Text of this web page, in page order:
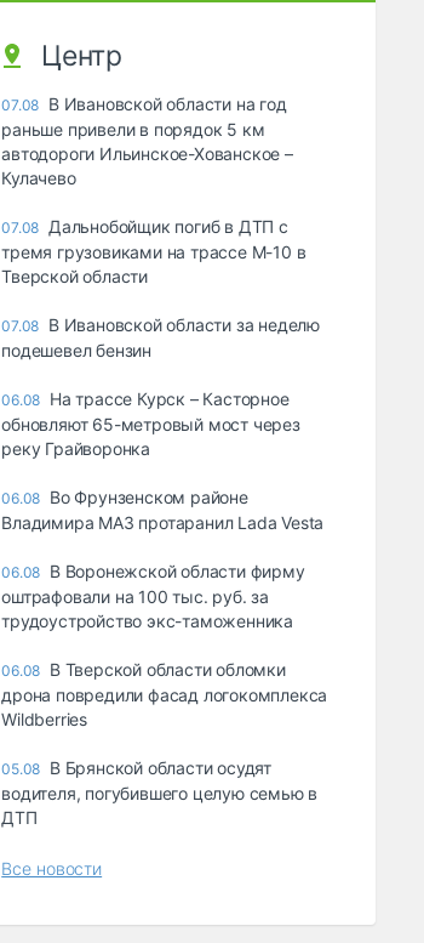
Центр
07.08 В Ивановской области на год
раньше привели в порядок 5 км
автодороги Ильинское-Хованское –
Кулачево
07.08 Дальнобойщик погиб в ДТП с
тремя грузовиками на трассе М-10 в
Тверской области
07.08 В Ивановской области за неделю
подешевел бензин
06.08 На трассе Курск – Касторное
обновляют 65-метровый мост через
реку Грайворонка
06.08 Во Фрунзенском районе
Владимира МАЗ протаранил Lada Vesta
06.08 В Воронежской области фирму
оштрафовали на 100 тыс. руб. за
трудоустройство экс-таможенника
06.08 В Тверской области обломки
дрона повредили фасад логокомплекса
Wildberries
05.08 В Брянской области осудят
водителя, погубившего целую семью в
ДТП
Все новости